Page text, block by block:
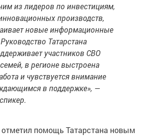
из лидеров по инвестициям,
производств,
новые информационные
Татарстана
участников СВО
в регионе выстроена
и чувствуется внимание
в поддержке», —
помощь Татарстана новым